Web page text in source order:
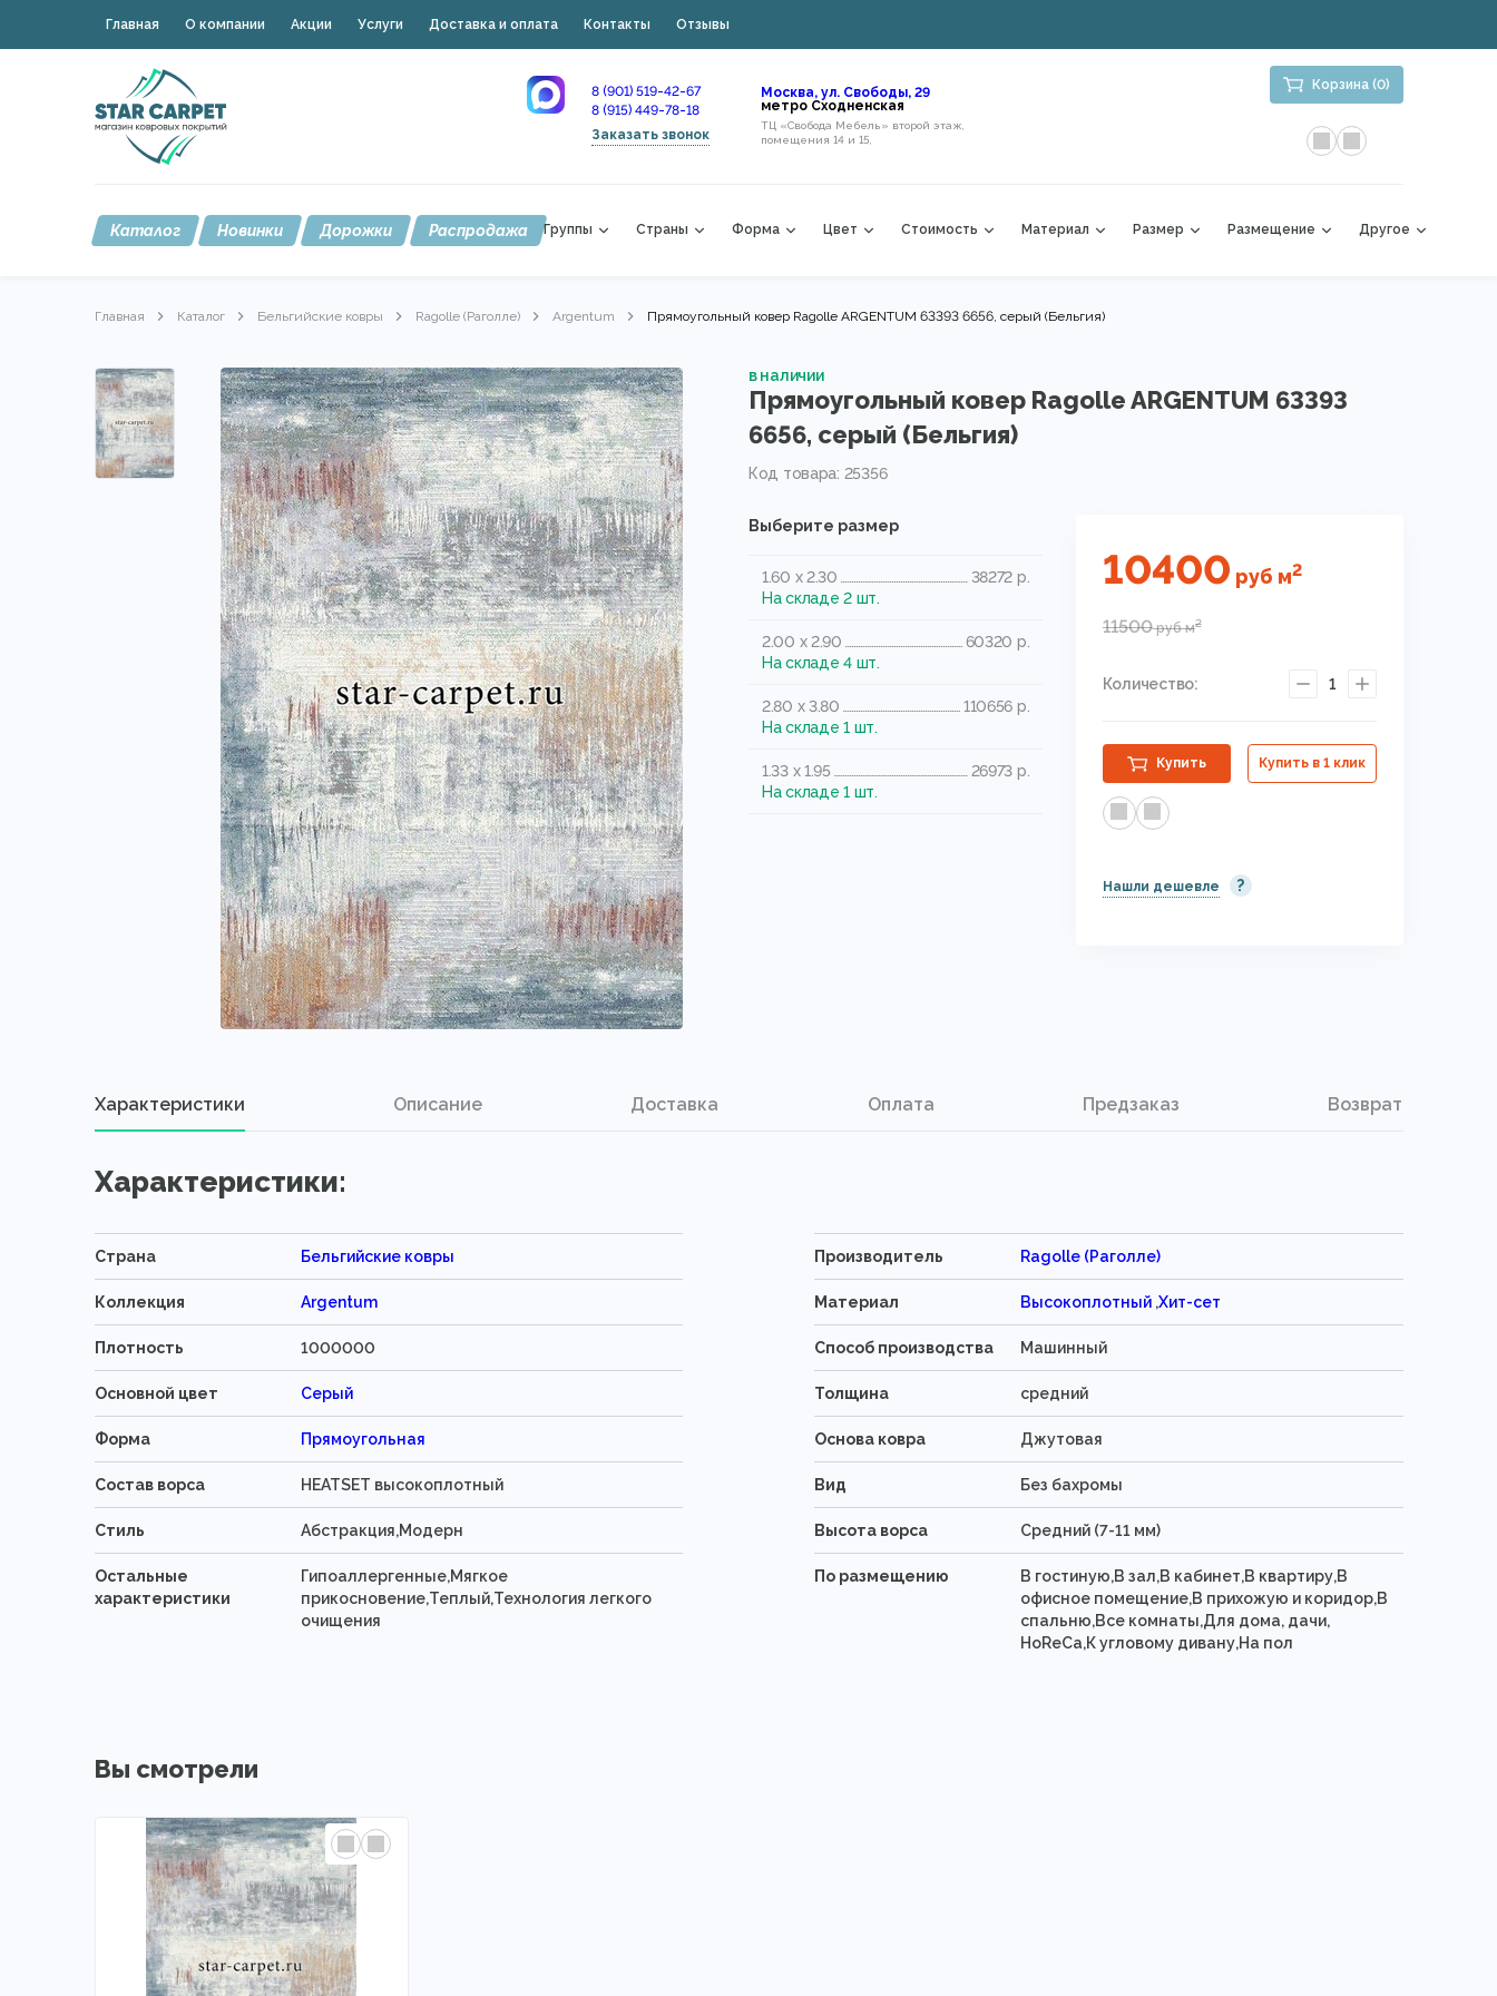
Главная О компании Акции Услуги Доставка и оплата Контакты Отзывы
8 (901) 519-42-67
8 (915) 449-78-18
Заказать звонок
Москва, ул. Свободы, 29
метро Сходненская
ТЦ «Свобода Мебель» второй этаж,
помещения 14 и 15,
Корзина (0)
Каталог Новинки Дорожки Распродажа Группы Страны Форма Цвет Стоимость Материал Размер Размещение Другое
Главная Каталог Бельгийские ковры Ragolle (Раголле) Argentum Прямоугольный ковер Ragolle ARGENTUM 63393 6656, серый (Бельгия)
в наличии
Прямоугольный ковер Ragolle ARGENTUM 63393
6656, серый (Бельгия)
Код товара: 25356
Выберите размер
1.60 x 2.30
38272 р.
На складе 2 шт.
2.00 x 2.90
60320 р.
На складе 4 шт.
2.80 x 3.80
110656 р.
На складе 1 шт.
1.33 x 1.95
26973 р.
На складе 1 шт.
10400 руб м2
11500рубм2
Количество: 1
Купить Купить в 1 клик
Нашли дешевле ?
Характеристики Описание Доставка Оплата Предзаказ Возврат
Характеристики:
Страна Бельгийские ковры Производитель Ragolle (Раголле)
Коллекция Argentum Материал Высокоплотный ,Хит-сет
Плотность 1000000 Способ производства Машинный
Основной цвет Серый Толщина средний
Форма Прямоугольная Основа ковра Джутовая
Состав ворса HEATSET высокоплотный Вид Без бахромы
Стиль Абстракция,Модерн Высота ворса Средний (7-11 мм)
Остальные
характеристики
Гипоаллергенные,Мягкое
прикосновение,Теплый,Технология легкого
очищения
По размещению
В гостиную,В зал,В кабинет,В квартиру,В
офисное помещение,В прихожую и коридор,В
спальню,Все комнаты,Для дома, дачи,
HoReCa,К угловому дивану,На пол
Вы смотрели